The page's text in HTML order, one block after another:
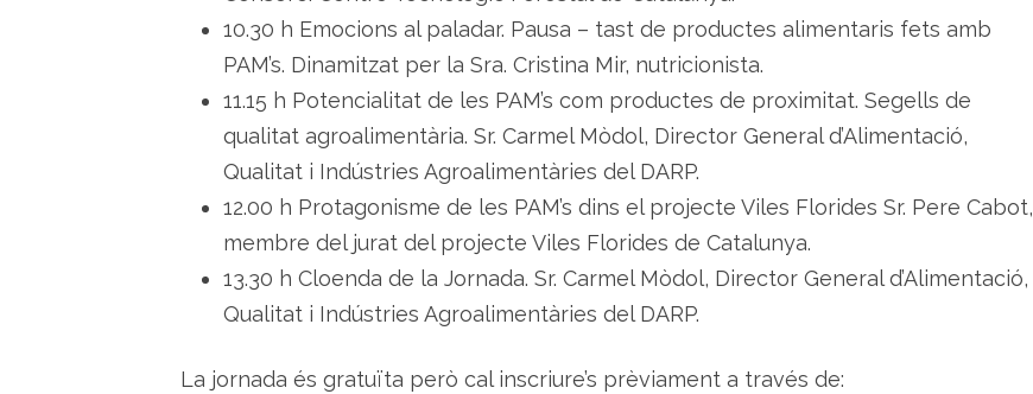
10.30 h Emocions al paladar. Pausa – tast de productes alimentaris fets amb
PAM’s. Dinamitzat per la Sra. Cristina Mir, nutricionista.
11.15 h Potencialitat de les PAM’s com productes de proximitat. Segells de
qualitat agroalimentària. Sr. Carmel Mòdol, Director General d’Alimentació,
Qualitat i Indústries Agroalimentàries del DARP.
12.00 h Protagonisme de les PAM’s dins el projecte Viles Florides Sr. Pere Cabot,
membre del jurat del projecte Viles Florides de Catalunya.
13.30 h Cloenda de la Jornada. Sr. Carmel Mòdol, Director General d’Alimentació,
Qualitat i Indústries Agroalimentàries del DARP.
La jornada és gratuïta però cal inscriure’s prèviament a través de: